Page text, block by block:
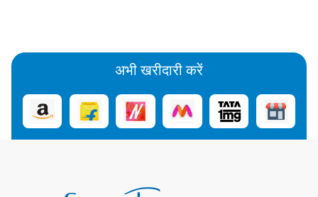
अभी खरीदारी करें